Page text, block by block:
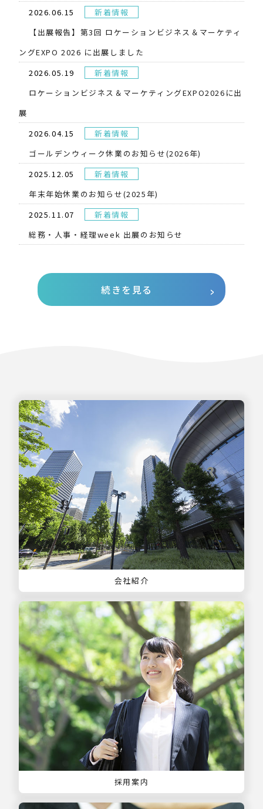
2026.06.15
新着情報
【出展報告】第3回 ロケーションビジネス＆マーケティ
ングEXPO 2026 に出展しました
2026.05.19
新着情報
​ロケーションビジネス＆マーケティングEXPO2026に出
展
2026.04.15
新着情報
ゴールデンウィーク休業のお知らせ(2026年)
2025.12.05
新着情報
年末年始休業のお知らせ(2025年)
2025.11.07
新着情報
総務・人事・経理week 出展のお知らせ
続きを見る
会社紹介
採用案内